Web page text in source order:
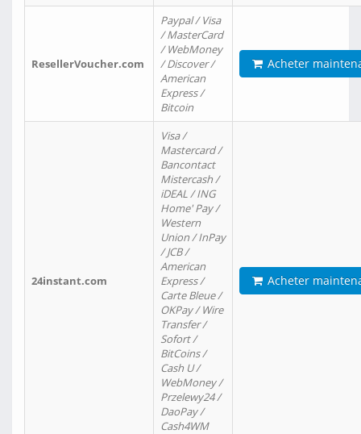
ResellerVoucher.com
Paypal / Visa
/ MasterCard
/ WebMoney
/ Discover /
American
Express /
Bitcoin
Acheter
24instant.com
Visa /
Mastercard /
Bancontact
Mistercash /
iDEAL / ING
Home' Pay /
Western
Union / InPay
/ JCB /
American
Express /
Carte Bleue /
OKPay / Wire
Transfer /
Sofort /
BitCoins /
Cash U /
WebMoney /
Przelewy24 /
DaoPay /
Cash4WM
Acheter